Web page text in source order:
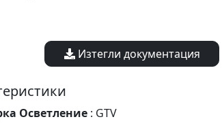
Изтегли документация
Осветление : GTV